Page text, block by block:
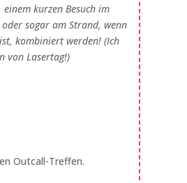
kurzen Besuch im
oder sogar am Strand, wenn
kombiniert werden! (Ich
von Lasertag!)
Outcall-Treffen.